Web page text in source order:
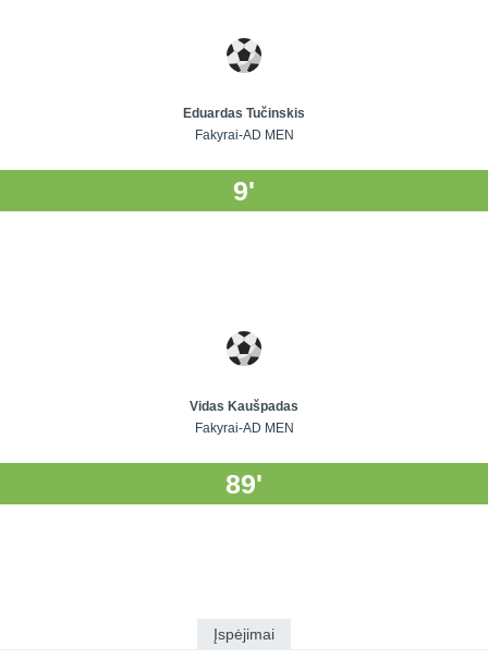
Eduardas Tučinskis
Fakyrai-AD MEN
9'
Vidas Kaušpadas
Fakyrai-AD MEN
89'
Įspėjimai